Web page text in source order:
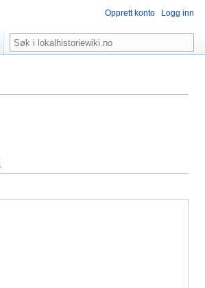
Opprett konto Logg inn
Søk